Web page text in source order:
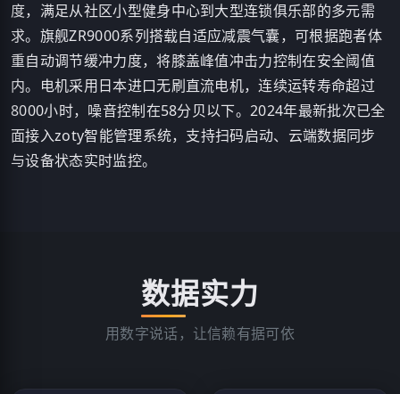
度，满足从社区小型健身中心到大型连锁俱乐部的多元需
求。旗舰ZR9000系列搭载自适应减震气囊，可根据跑者体
重自动调节缓冲力度，将膝盖峰值冲击力控制在安全阈值
内。电机采用日本进口无刷直流电机，连续运转寿命超过
8000小时，噪音控制在58分贝以下。2024年最新批次已全
面接入zoty智能管理系统，支持扫码启动、云端数据同步
与设备状态实时监控。
数据实力
用数字说话，让信赖有据可依